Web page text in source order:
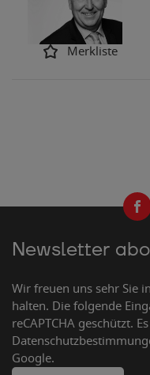
Merkliste
Newsletter
Wir freuen uns sehr Sie
halten. Die folgende
reCAPTCHA geschützt.
Google.